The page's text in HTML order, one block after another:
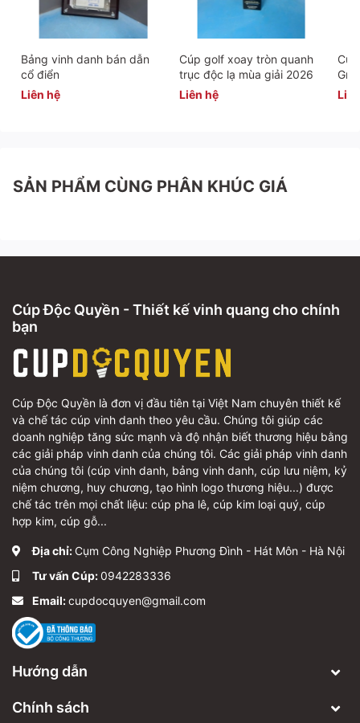
Bảng vinh danh bán dẫn
cổ điển
Liên hệ
Cúp golf xoay tròn quanh
trục độc lạ mùa giải 2026
Liên hệ
SẢN PHẨM CÙNG PHÂN KHÚC GIÁ
Cúp Độc Quyền - Thiết kế vinh quang cho chính
bạn
Cúp Độc Quyền là đơn vị đầu tiên tại Việt Nam chuyên thiết kế
và chế tác cúp vinh danh theo yêu cầu. Chúng tôi giúp các
doanh nghiệp tăng sức mạnh và độ nhận biết thương hiệu bằng
các giải pháp vinh danh của chúng tôi. Các giải pháp vinh danh
của chúng tôi (cúp vinh danh, bảng vinh danh, cúp lưu niệm, kỷ
niệm chương, huy chương, tạo hình logo thương hiệu...) được
chế tác trên mọi chất liệu: cúp pha lê, cúp kim loại quý, cúp
hợp kim, cúp gỗ...
Địa chỉ: Cụm Công Nghiệp Phương Đình - Hát Môn - Hà Nội
Tư vấn Cúp:0942283336
Email:cupdocquyen@gmail.com
Hướng dẫn
Chính sách